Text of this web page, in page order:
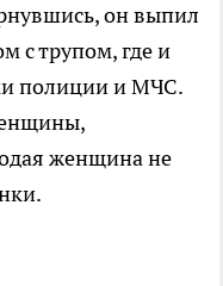
он выпил
с трупом, где и
полиции и МЧС.
женщина не